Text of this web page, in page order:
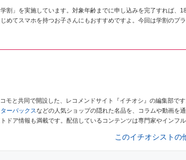
割」を実施しています。対象年齢までに申し込みを完了すれば、
めてスマホを持つお子さんにもおすすめですよ。今回は学割のプラ
モと共同で開設した、レコメンドサイト『イチオシ』の編集部です
ーバックスなどの人気ショップの隠れた名品を、コラムや動画を
ドア情報も満載です。配信しているコンテンツは専門家やインフ
このイチオシストの